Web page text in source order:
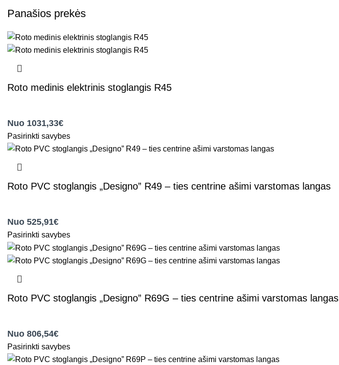
Panašios prekės
Roto medinis elektrinis stoglangis R45
Nuo 1031,33€
Pasirinkti savybes
Roto PVC stoglangis „Designo” R49 – ties centrine ašimi varstomas langas
Nuo 525,91€
Pasirinkti savybes
Roto PVC stoglangis „Designo” R69G – ties centrine ašimi varstomas langas
Nuo 806,54€
Pasirinkti savybes